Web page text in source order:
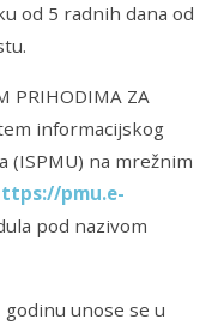
od 5 radnih dana od
PRIHODIMA ZA
informacijskog
(ISPMU) na mrežnim
pmu.e-
pod nazivom
unose se u